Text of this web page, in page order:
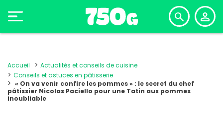
Accueil
Actualités et conseils de cuisine
Conseils et astuces en pâtisserie
« On va venir confire les pommes » : le secret du chef
pâtissier Nicolas Paciello pour une Tatin aux pommes
inoubliable